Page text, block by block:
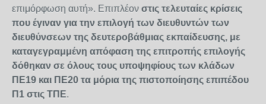
επιμόρφωση αυτή». Επιπλέον στις τελευταίες κρίσεις
που έγιναν για την επιλογή των διευθυντών των
διευθύνσεων της δευτεροβάθμιας εκπαίδευσης, με
καταγεγραμμένη απόφαση της επιτροπής επιλογής
δόθηκαν σε όλους τους υποψηφίους των κλάδων
ΠΕ19 και ΠΕ20 τα μόρια της πιστοποίησης επιπέδου
Π1 στις ΤΠΕ.